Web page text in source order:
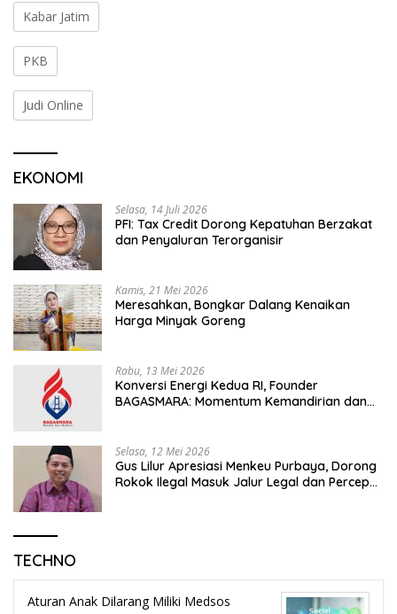
Kabar Jatim
PKB
Judi Online
EKONOMI
Selasa, 14 Juli 2026
PFI: Tax Credit Dorong Kepatuhan Berzakat
dan Penyaluran Terorganisir
Kamis, 21 Mei 2026
Meresahkan, Bongkar Dalang Kenaikan
Harga Minyak Goreng
Rabu, 13 Mei 2026
Konversi Energi Kedua RI, Founder
BAGASMARA: Momentum Kemandirian dan
Selasa, 12 Mei 2026
Gus Lilur Apresiasi Menkeu Purbaya, Dorong
Rokok Ilegal Masuk Jalur Legal dan Percepat
TECHNO
Aturan Anak Dilarang Miliki Medsos